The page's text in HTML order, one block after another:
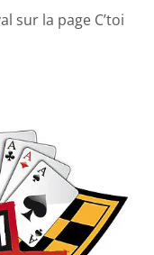
sur la page C’toi